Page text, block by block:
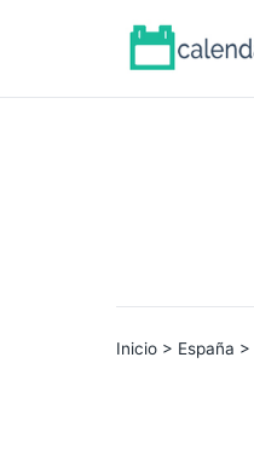
Inicio > España >